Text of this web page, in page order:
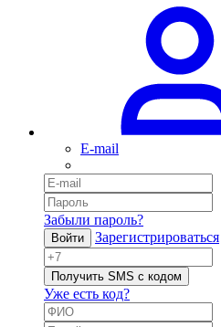
E-mail
Забыли пароль?
Войти Зарегистрироваться
Получить SMS с кодом
Уже есть код?